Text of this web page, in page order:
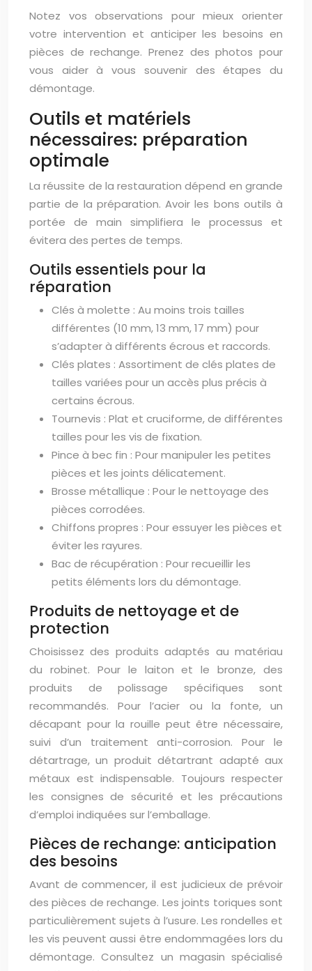
Notez vos observations pour mieux orienter
votre intervention et anticiper les besoins en
pièces de rechange. Prenez des photos pour
vous aider à vous souvenir des étapes du
démontage.
Outils et matériels
nécessaires: préparation
optimale
La réussite de la restauration dépend en grande
partie de la préparation. Avoir les bons outils à
portée de main simplifiera le processus et
évitera des pertes de temps.
Outils essentiels pour la
réparation
Clés à molette : Au moins trois tailles
différentes (10 mm, 13 mm, 17 mm) pour
s’adapter à différents écrous et raccords.
Clés plates : Assortiment de clés plates de
tailles variées pour un accès plus précis à
certains écrous.
Tournevis : Plat et cruciforme, de différentes
tailles pour les vis de fixation.
Pince à bec fin : Pour manipuler les petites
pièces et les joints délicatement.
Brosse métallique : Pour le nettoyage des
pièces corrodées.
Chiffons propres : Pour essuyer les pièces et
éviter les rayures.
Bac de récupération : Pour recueillir les
petits éléments lors du démontage.
Produits de nettoyage et de
protection
Choisissez des produits adaptés au matériau
du robinet. Pour le laiton et le bronze, des
produits de polissage spécifiques sont
recommandés. Pour l’acier ou la fonte, un
décapant pour la rouille peut être nécessaire,
suivi d’un traitement anti-corrosion. Pour le
détartrage, un produit détartrant adapté aux
métaux est indispensable. Toujours respecter
les consignes de sécurité et les précautions
d’emploi indiquées sur l’emballage.
Pièces de rechange: anticipation
des besoins
Avant de commencer, il est judicieux de prévoir
des pièces de rechange. Les joints toriques sont
particulièrement sujets à l’usure. Les rondelles et
les vis peuvent aussi être endommagées lors du
démontage. Consultez un magasin spécialisé